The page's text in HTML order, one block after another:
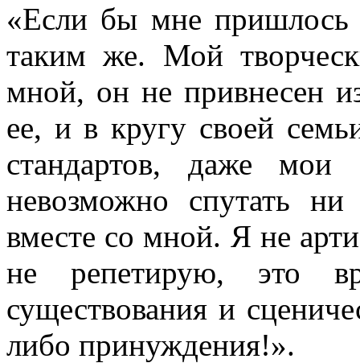
«Если бы мне пришлось
таким же. Мой
мной, он не привнесен
ее, и в кругу своей
стандартов, даже мои
невозможно спутать
вместе со мной. Я не
не репетирую, это
существования и
либо принуждения!».